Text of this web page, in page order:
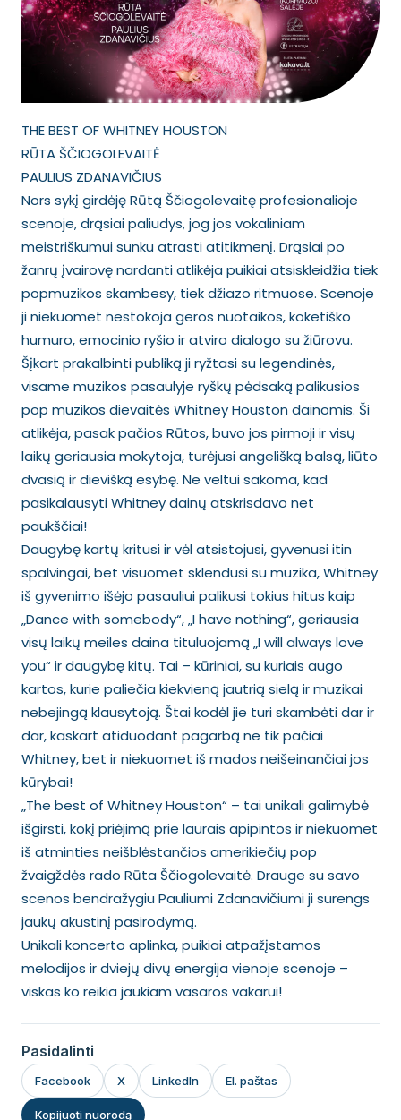
THE BEST OF WHITNEY HOUSTON
RŪTA ŠČIOGOLEVAITĖ
PAULIUS ZDANAVIČIUS
Nors sykį girdėję Rūtą Ščiogolevaitę profesionalioje
scenoje, drąsiai paliudys, jog jos vokaliniam
meistriškumui sunku atrasti atitikmenį. Drąsiai po
žanrų įvairovę nardanti atlikėja puikiai atsiskleidžia tiek
popmuzikos skambesy, tiek džiazo ritmuose. Scenoje
ji niekuomet nestokoja geros nuotaikos, koketiško
humuro, emocinio ryšio ir atviro dialogo su žiūrovu.
Šįkart prakalbinti publiką ji ryžtasi su legendinės,
visame muzikos pasaulyje ryškų pėdsaką palikusios
pop muzikos dievaitės Whitney Houston dainomis. Ši
atlikėja, pasak pačios Rūtos, buvo jos pirmoji ir visų
laikų geriausia mokytoja, turėjusi angelišką balsą, liūto
dvasią ir dievišką esybę. Ne veltui sakoma, kad
pasikalausyti Whitney dainų atskrisdavo net
paukščiai!
Daugybę kartų kritusi ir vėl atsistojusi, gyvenusi itin
spalvingai, bet visuomet sklendusi su muzika, Whitney
iš gyvenimo išėjo pasauliui palikusi tokius hitus kaip
„Dance with somebody“, „I have nothing“, geriausia
visų laikų meiles daina tituluojamą „I will always love
you“ ir daugybę kitų. Tai – kūriniai, su kuriais augo
kartos, kurie paliečia kiekvieną jautrią sielą ir muzikai
nebejingą klausytoją. Štai kodėl jie turi skambėti dar ir
dar, kaskart atiduodant pagarbą ne tik pačiai
Whitney, bet ir niekuomet iš mados neišeinančiai jos
kūrybai!
„The best of Whitney Houston“ – tai unikali galimybė
išgirsti, kokį priėjimą prie laurais apipintos ir niekuomet
iš atminties neišblėstančios amerikiečių pop
žvaigždės rado Rūta Ščiogolevaitė. Drauge su savo
scenos bendražygiu Pauliumi Zdanavičiumi ji surengs
jaukų akustinį pasirodymą.
Unikali koncerto aplinka, puikiai atpažįstamos
melodijos ir dviejų divų energija vienoje scenoje –
viskas ko reikia jaukiam vasaros vakarui!
Pasidalinti
Facebook X LinkedIn El. paštas
Kopijuoti nuorodą